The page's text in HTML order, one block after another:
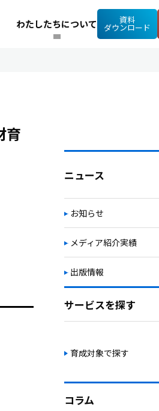
わたしたちについて
資料
ダウンロード
育
ニュース
お知らせ
メディア紹介実績
出版情報
サービスを探す
育成対象で探す
コラム